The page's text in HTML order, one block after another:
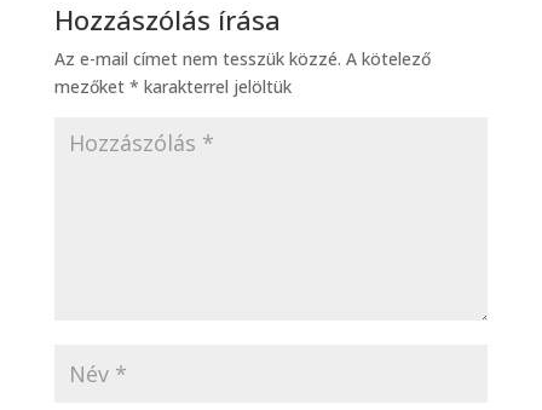
Hozzászólás írása
Az e-mail címet nem tesszük közzé. A kötelező
mezőket * karakterrel jelöltük